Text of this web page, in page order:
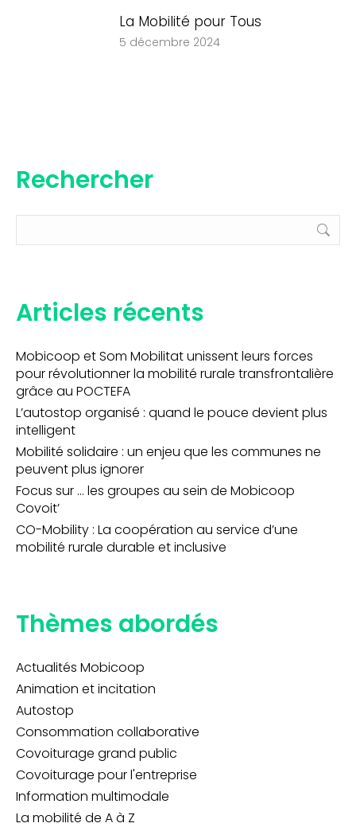
La Mobilité pour Tous
5 décembre 2024
Rechercher
:
Articles récents
Mobicoop et Som Mobilitat unissent leurs forces
pour révolutionner la mobilité rurale transfrontalière
grâce au POCTEFA
L’autostop organisé : quand le pouce devient plus
intelligent
Mobilité solidaire : un enjeu que les communes ne
peuvent plus ignorer
Focus sur … les groupes au sein de Mobicoop
Covoit’
CO-Mobility : La coopération au service d’une
mobilité rurale durable et inclusive
Thèmes abordés
Actualités Mobicoop
Animation et incitation
Autostop
Consommation collaborative
Covoiturage grand public
Covoiturage pour l'entreprise
Information multimodale
La mobilité de A à Z